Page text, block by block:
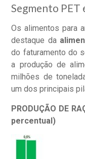
Segmento PET
Os alimentos para
destaque da
do faturamento do
a produção de
milhões de
um dos principais
PRODUÇÃO DE
percentual)